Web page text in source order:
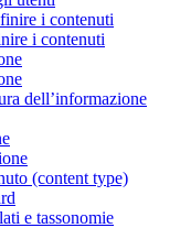
i contenuti
i contenuti
dell’informazione
(content type)
e tassonomie